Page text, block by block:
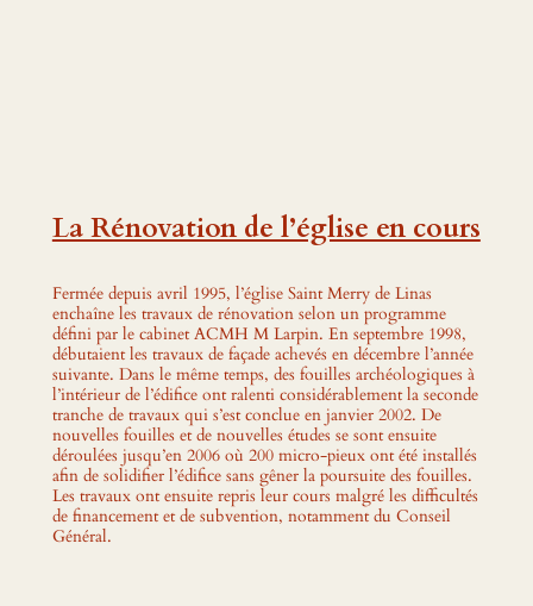
La Rénovation de l’église en cours
Fermée depuis avril 1995, l’église Saint Merry de Linas
enchaîne les travaux de rénovation selon un programme
défini par le cabinet ACMH M Larpin. En septembre 1998,
débutaient les travaux de façade achevés en décembre l’année
suivante. Dans le même temps, des fouilles archéologiques à
l’intérieur de l’édifice ont ralenti considérablement la seconde
tranche de travaux qui s’est conclue en janvier 2002. De
nouvelles fouilles et de nouvelles études se sont ensuite
déroulées jusqu’en 2006 où 200 micro-pieux ont été installés
afin de solidifier l’édifice sans gêner la poursuite des fouilles.
Les travaux ont ensuite repris leur cours malgré les difficultés
de financement et de subvention, notamment du Conseil
Général.